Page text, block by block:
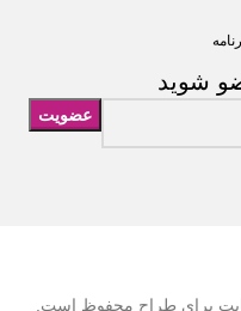
شوید
برای طراح محفوظ است.